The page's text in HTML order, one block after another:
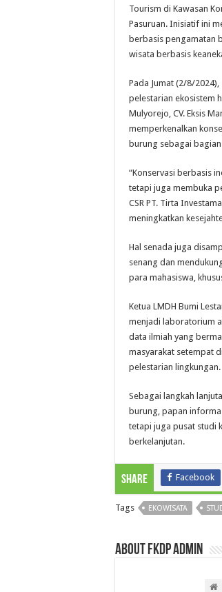
Tourism di Kawasan
Pasuruan. Inisiatif ini
berbasis pengamatan
wisata berbasis
Pada Jumat (2/8/
pelestarian ekosistem
Mulyorejo, CV. Eksis
memperkenalkan
burung sebagai
“Konservasi berbasis
tetapi juga membuka
CSR PT. Tirta
meningkatkan
Hal senada juga
senang dan
para mahasiswa,
Ketua LMDH Bumi
menjadi laboratorium
data ilmiah yang
masyarakat setempat
pelestarian lingkungan.
Sebagai langkah
burung, papan
tetapi juga pusat studi
berkelanjutan.
Share Facebook
Tags EKOWISATA
About FKDP Admin